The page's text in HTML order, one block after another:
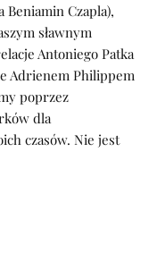
Beniamin Czapla),
sławnym
Antoniego Patka
Adrienem Philippem
poprzez
dla
czasów. Nie jest